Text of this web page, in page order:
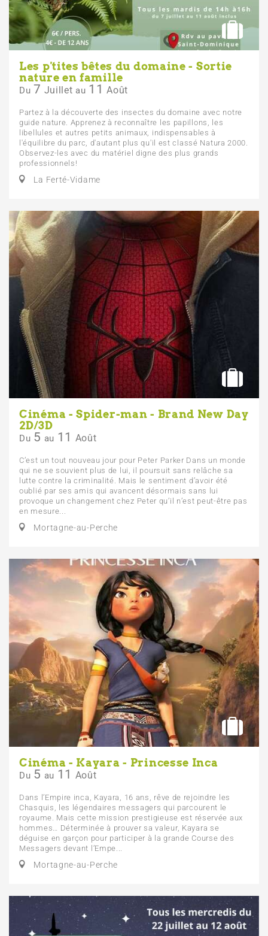
Les p'tites bêtes du domaine - Sortie
nature en famille
Du 7 Juillet au 11 Août
Partez à la découverte des insectes du domaine avec notre
guide nature. Apprenez à reconnaître les papillons, les
libellules et autres petits animaux, indispensables à
l'équilibre du parc, d'autant plus qu'il est classé Natura 2000.
Observez-les avec du matériel digne des plus grands
professionnels!
La Ferté-Vidame
Cinéma - Spider-man - Brand New Day
2D/3D
Du 5 au 11 Août
C’est un tout nouveau jour pour Peter Parker Dans un monde
qui ne se souvient plus de lui, il poursuit sans relâche sa
lutte contre la criminalité. Mais le sentiment d’avoir été
oublié par ses amis qui avancent désormais sans lui
provoque un changement chez Peter qu’il n’est peut-être pas
en mesure...
Mortagne-au-Perche
Cinéma - Kayara - Princesse Inca
Du 5 au 11 Août
Dans l’Empire inca, Kayara, 16 ans, rêve de rejoindre les
Chasquis, les légendaires messagers qui parcourent le
royaume. Mais cette mission prestigieuse est réservée aux
hommes… Déterminée à prouver sa valeur, Kayara se
déguise en garçon pour participer à la grande Course des
Messagers devant l’Empe...
Mortagne-au-Perche